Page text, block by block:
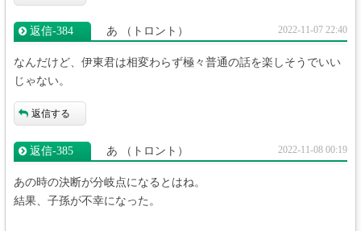
返信‐384 あ （トロント） 2022-11-07 22:40
なんだけど、伊東君は相変わらず極々普通の話を楽しそうでいい
じゃない。
返信する
返信‐385 あ （トロント） 2022-11-08 00:19
あの時の決断が分岐点になるとはね。
結果、子孫が不幸になった。